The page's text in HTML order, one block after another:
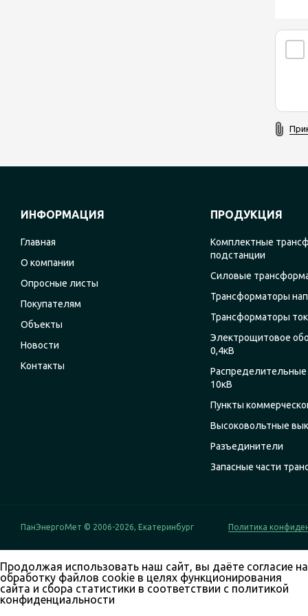
ИНФОРМАЦИЯ
Главная
О компании
Опросные листы
Покупателям
Объекты
Новости
Контакты
ПРОДУКЦИЯ
Комплектные
подстанции
Силовые
Трансформаторы
Трансформаторы
Электрощитовое
0,4кВ
Распределительные
10кВ
Пункты
Высоковольтные
Разъединители
Запасные части
ПанЭнергоМет © 2006-2026, Екатеринбург Политика
Продолжая использовать наш сайт, вы даёте согласие на
обработку файлов cookie в целях функционирования
сайта и сбора статистики в соответствии с политикой
конфиденциальности